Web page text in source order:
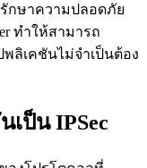
รักษาความปลอดภัย
ทำให้สามารถ
ลิเคชันไม่จำเป็นต้อง
ป็น IPSec